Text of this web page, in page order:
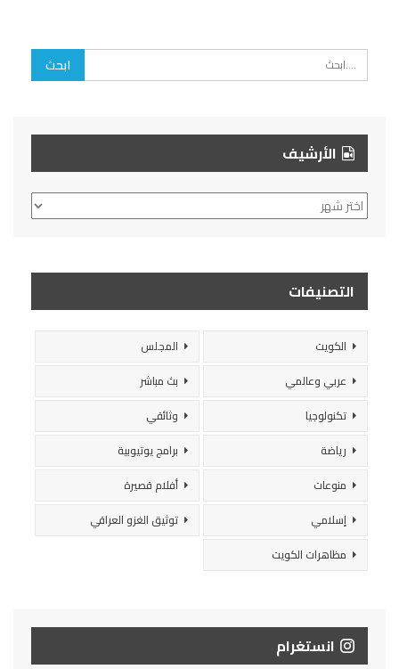
الأرشيف
الأرشيف
التصنيفات
الكويت
المجلس
عربي وعالمي
بث مباشر
تكنولوجيا
وثائقي
رياضة
برامج يوتيوبية
منوعات
أفلام قصيرة
إسلامي
توثيق الغزو العراقي
مظاهرات الكويت
انستغرام